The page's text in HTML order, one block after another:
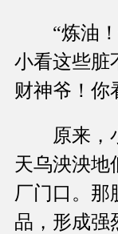
“炼油！
小看这些脏
财神爷！你
原来，小
天乌泱泱地
厂门口。那
品，形成强